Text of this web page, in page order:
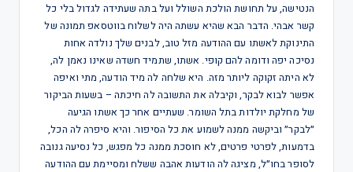
הנטישה, על תחושת הולכת השולל ועל בתה שעתידה לגדול בלי כל
קשר אבהי. הדבר הבא שהיא עשתה היה לשלוח בווטסאפ תמונה של
התינוקת לאשתו עם ההודעה מזל טוב, לבנים שלך נולדה אחות
נסיכה יפה ודומה להם קופי. אשתו, שתמיד חשדה שאינו נאמן לה,
לא היתה זקוקה ליותר מזה. היא שלחה לה מיד הודעה, מתי ואיפה
אפשר לבוא לבקר, וקיבלה את התשובה לה חיכתה – בשעות הביקור
של מחלקת יולדות בתל השומר. שעתיים אחר כך אשתו הגיעה
״לבקר״ וביקשה ממנה לשמוע את כל הסיפור. והיא סיפרה לה הכל,
בדמעות, לפרטי פרטים, לא חוסכת ממנה כל מפגש, כל נסיעה גנובה
לסופר בחו״ל, מציגה לה הודעות אהבה ששלח ומסיימת עם ההודעה